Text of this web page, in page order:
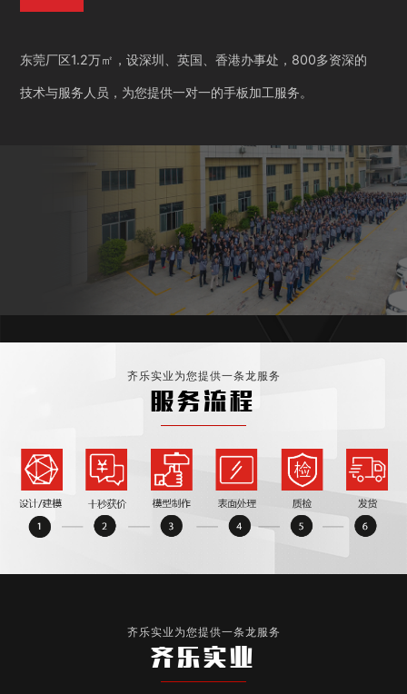
东莞厂区1.2万㎡，设深圳、英国、香港办事处，800多资深的
技术与服务人员，为您提供一对一的手板加工服务。
齐乐实业为您提供一条龙服务
服务流程
齐乐实业为您提供一条龙服务
齐乐实业